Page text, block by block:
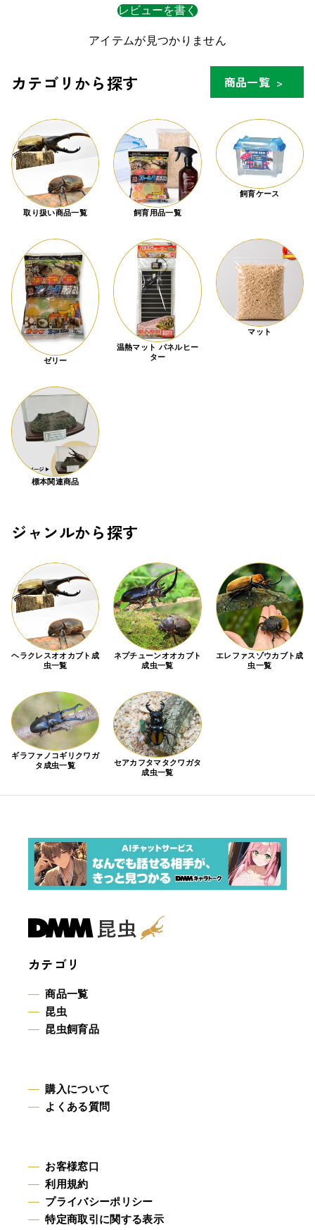
レビューを書く
アイテムが見つかりません
カテゴリから探す 商品一覧 >
取り扱い商品一覧 飼育用品一覧
飼育ケース
ゼリー
温熱マット パネルヒー
ター
マット
標本関連商品
ジャンルから探す
ヘラクレスオオカブト成
虫一覧
ネプチューンオオカブト
成虫一覧
エレファスゾウカブト成
虫一覧
ギラファノコギリクワガ
タ成虫一覧
セアカフタマタクワガタ
成虫一覧
カテゴリ
商品一覧
昆虫
昆虫飼育品
購入について
よくある質問
お客様窓口
利用規約
プライバシーポリシー
特定商取引に関する表示